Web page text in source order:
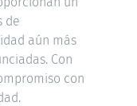
de
aún más
Con
con